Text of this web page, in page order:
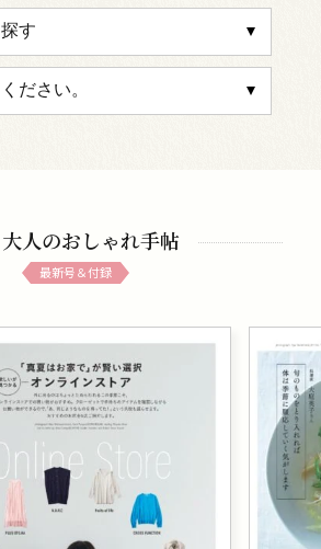
大人のおしゃれ手帖
最新号＆付録